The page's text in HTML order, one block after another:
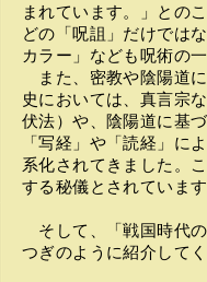
まれています。」との
どの「呪詛」だけでは
カラー」なども呪術の
また、密教や陰陽道
史においては、真言宗
伏法）や、陰陽道に基
「写経」や「読経」に
系化されてきました。
する秘儀とされていま
そして、「戦国時代
つぎのように紹介して